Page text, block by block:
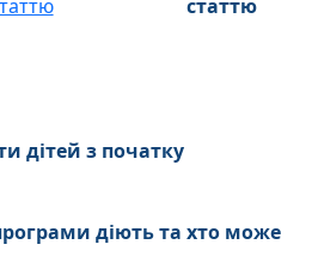
статтю
дітей з початку
діють та хто може